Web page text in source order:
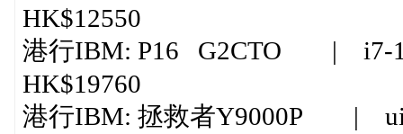
HK$12550
港行IBM: P16 G2CTO | i7-
HK$19760
港行IBM: 拯救者Y9000P |